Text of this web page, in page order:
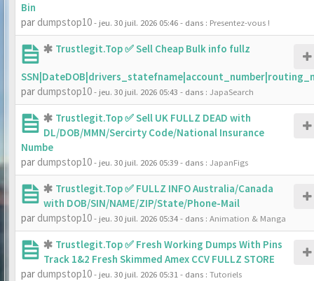
Bin
par dumpstop10- jeu. 30 juil. 2026 05:46- dans : Presentez-vous !
Trustlegit.Top ✅ Sell Cheap Bulk info fullz
par dumpstop10- jeu. 30 juil. 2026 05:43 - dans : JapaSearch
Trustlegit.Top ✅ Sell UK FULLZ DEAD with
DL/DOB/MMN/Sercirty Code/National Insurance
Numbe
par dumpstop10- jeu. 30 juil. 2026 05:39- dans : JapanFigs
Trustlegit.Top ✅ FULLZ INFO Australia/Canada
with DOB/SIN/NAME/ZIP/State/Phone-Mail
par dumpstop10- jeu. 30 juil. 2026 05:34- dans : Animation & Manga
Trustlegit.Top ✅ Fresh Working Dumps With Pins
Track 1&2 Fresh Skimmed Amex CCV FULLZ STORE
par dumpstop10- jeu. 30 juil. 2026 05:31 - dans : Tutoriels